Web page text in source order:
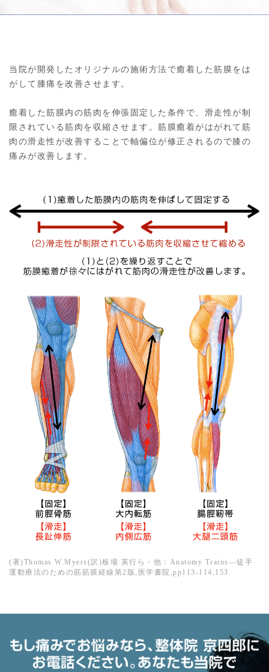
当院が開発したオリジナルの施術方法で癒着した筋膜をは
がして膝痛を改善させます。
癒着した筋膜内の筋肉を伸張固定した条件で、滑走性が制
限されている筋肉を収縮させます。筋膜癒着がはがれて筋
肉の滑走性が改善することで軸偏位が修正されるので膝の
痛みが改善します。
(著)Thomas W.Myers(訳)板場 英行ら・他：Anatomy Trains—徒手
運動療法のための筋筋膜経線第2版,医学書院,pp113-114,153.